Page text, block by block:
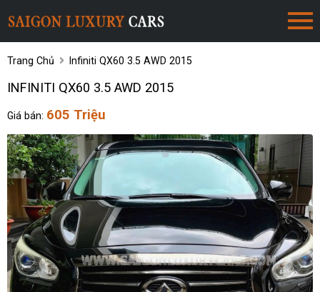
Trang Chủ Infiniti QX60 3.5 AWD 2015
INFINITI QX60 3.5 AWD 2015
Giá bán: 605 Triệu